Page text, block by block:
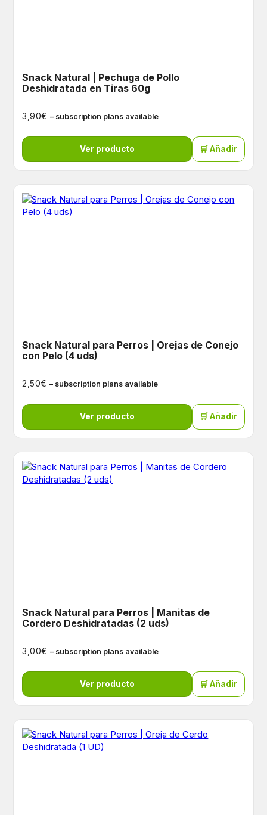
Snack Natural | Pechuga de Pollo
Deshidratada en Tiras 60g
3,90€ – subscription plans available
Ver producto 🛒 Añadir
Snack Natural para Perros | Orejas de Conejo
con Pelo (4 uds)
2,50€ – subscription plans available
Ver producto 🛒 Añadir
Snack Natural para Perros | Manitas de
Cordero Deshidratadas (2 uds)
3,00€ – subscription plans available
Ver producto 🛒 Añadir